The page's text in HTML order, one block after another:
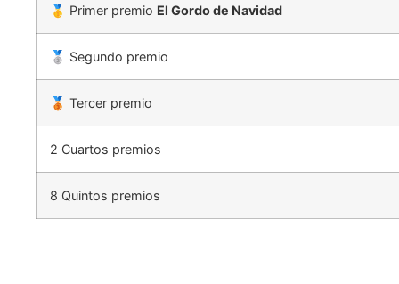
🥇 Primer premio El Gordo de Navidad
🥈 Segundo premio
🥉 Tercer premio
2 Cuartos premios
8 Quintos premios